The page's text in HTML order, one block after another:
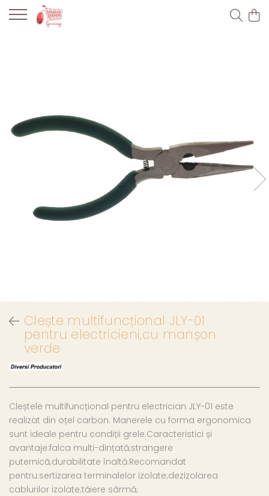
Clește multifuncțional JLY-01
pentru electricieni,cu manșon
verde
Cleștele multifuncțional pentru electrician JLY-01 este
realizat din oțel carbon. Manerele cu forma ergonomica
sunt ideale pentru condiții grele.Caracteristici și
avantaje:falca multi-dințată;strangere
puternică;durabilitate înaltă.Recomandat
pentru:sertizarea terminalelor izolate;dezizolarea
cablurilor izolate;tăiere sârmă;